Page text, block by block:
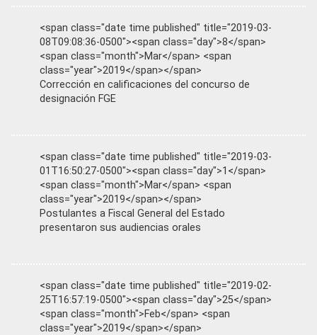
<span class="date time published" title="2019-03-
08T09:08:36-0500"><span class="day">8</span>
<span class="month">Mar</span> <span
class="year">2019</span></span>
Corrección en calificaciones del concurso de
designación FGE
<span class="date time published" title="2019-03-
01T16:50:27-0500"><span class="day">1</span>
<span class="month">Mar</span> <span
class="year">2019</span></span>
Postulantes a Fiscal General del Estado
presentaron sus audiencias orales
<span class="date time published" title="2019-02-
25T16:57:19-0500"><span class="day">25</span>
<span class="month">Feb</span> <span
class="year">2019</span></span>